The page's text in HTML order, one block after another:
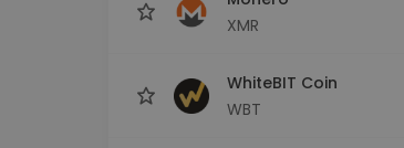
XMR
WhiteBIT Coin
WBT